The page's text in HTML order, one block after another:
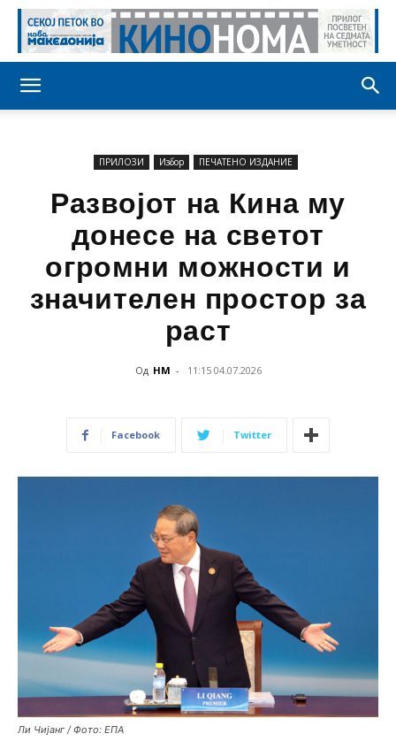
ПРИЛОЗИ Избор ПЕЧАТЕНО ИЗДАНИЕ
Развојот на Кина му
донесе на светот
огромни можности и
значителен простор за
раст
Од НМ - 11:15 04.07.2026
Facebook Twitter
Ли Чијанг / Фото: ЕПА